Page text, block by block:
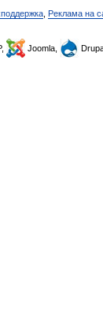
Реклама на
Joomla,